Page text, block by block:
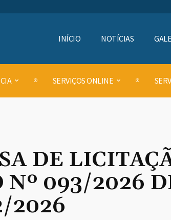
INÍCIO NOTÍCIAS
SERVIÇOS ONLINE
DE
093/2026
2026